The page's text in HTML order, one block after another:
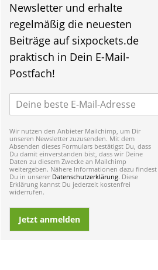
Newsletter und erhalte
regelmäßig die neuesten
Beiträge auf sixpockets.de
praktisch in Dein E-Mail-
Postfach!
Wir nutzen den Anbieter Mailchimp, um Dir
unseren Newsletter zuzusenden. Mit dem
Absenden dieses Formulars bestätigst Du, dass
Du damit einverstanden bist, dass wir Deine
Daten zu diesem Zwecke an Mailchimp
weitergeben. Nähere Informationen dazu findest
Du in unserer Datenschutzerklärung. Diese
Erklärung kannst Du jederzeit kostenfrei
widerrufen.
Jetzt anmelden